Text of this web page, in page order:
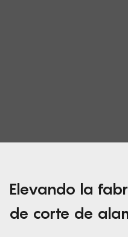
Elevando la
de corte de